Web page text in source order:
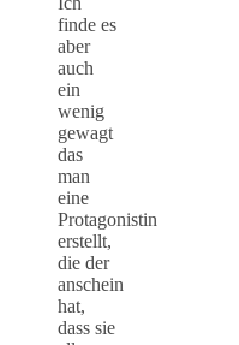
finde es
aber
auch
ein
wenig
gewagt
das
man
eine
Protagonistin
erstellt,
die der
anschein
hat,
dass sie